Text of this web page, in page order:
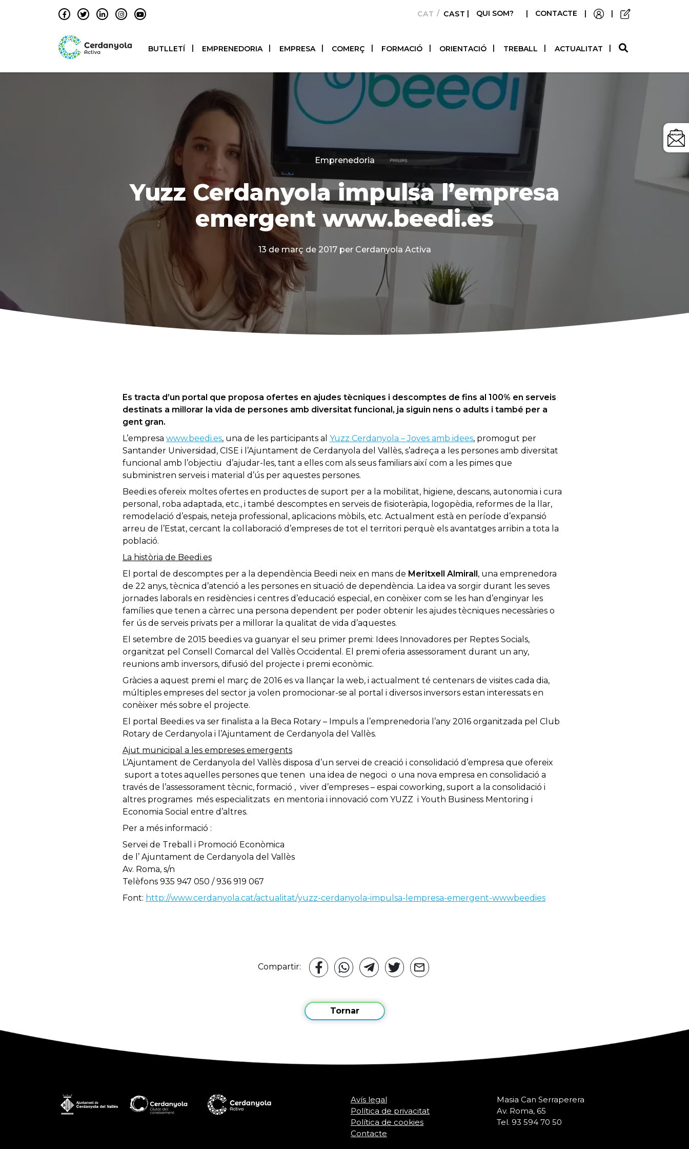
CATALÀCASTELLANO
| QUI SOM? | CONTACTE | |
BUTLLETÍ EMPRENEDORIA EMPRESA COMERÇ FORMACIÓ ORIENTACIÓ TREBALL ACTUALITAT
Categories
Emprenedoria
Yuzz Cerdanyola impulsa l’empresa
emergent www.beedi.es
13 de març de 2017 per Cerdanyola Activa
Es tracta d’un portal que proposa ofertes en ajudes tècniques i descomptes de fins al 100% en serveis
destinats a millorar la vida de persones amb diversitat funcional, ja siguin nens o adults i també per a
gent gran.
L’empresa www.beedi.es, una de les participants al Yuzz Cerdanyola – Joves amb idees, promogut per
Santander Universidad, CISE i l’Ajuntament de Cerdanyola del Vallès, s’adreça a les persones amb diversitat
funcional amb l’objectiu d’ajudar-les, tant a elles com als seus familiars així com a les pimes que
subministren serveis i material d’ús per aquestes persones.
Beedi.es ofereix moltes ofertes en productes de suport per a la mobilitat, higiene, descans, autonomia i cura
personal, roba adaptada, etc., i també descomptes en serveis de fisioteràpia, logopèdia, reformes de la llar,
remodelació d’espais, neteja professional, aplicacions mòbils, etc. Actualment està en període d’expansió
arreu de l’Estat, cercant la col·laboració d’empreses de tot el territori perquè els avantatges arribin a tota la
població.
La història de Beedi.es
El portal de descomptes per a la dependència Beedi neix en mans de Meritxell Almirall, una emprenedora
de 22 anys, tècnica d’atenció a les persones en situació de dependència. La idea va sorgir durant les seves
jornades laborals en residències i centres d’educació especial, en conèixer com se les han d’enginyar les
famílies que tenen a càrrec una persona dependent per poder obtenir les ajudes tècniques necessàries o
fer ús de serveis privats per a millorar la qualitat de vida d’aquestes.
El setembre de 2015 beedi.es va guanyar el seu primer premi: Idees Innovadores per Reptes Socials,
organitzat pel Consell Comarcal del Vallès Occidental. El premi oferia assessorament durant un any,
reunions amb inversors, difusió del projecte i premi econòmic.
Gràcies a aquest premi el març de 2016 es va llançar la web, i actualment té centenars de visites cada dia,
múltiples empreses del sector ja volen promocionar-se al portal i diversos inversors estan interessats en
conèixer més sobre el projecte.
El portal Beedi.es va ser finalista a la Beca Rotary – Impuls a l’emprenedoria l’any 2016 organitzada pel Club
Rotary de Cerdanyola i l’Ajuntament de Cerdanyola del Vallès.
Ajut municipal a les empreses emergents
L’Ajuntament de Cerdanyola del Vallès disposa d’un servei de creació i consolidació d’empresa que ofereix
suport a totes aquelles persones que tenen una idea de negoci o una nova empresa en consolidació a
través de l’assessorament tècnic, formació , viver d’empreses – espai coworking, suport a la consolidació i
altres programes més especialitzats en mentoria i innovació com YUZZ i Youth Business Mentoring i
Economia Social entre d’altres.
Per a més informació :
Servei de Treball i Promoció Econòmica
de l’ Ajuntament de Cerdanyola del Vallès
Av. Roma, s/n
Telèfons 935 947 050 / 936 919 067
Font: http://www.cerdanyola.cat/actualitat/yuzz-cerdanyola-impulsa-lempresa-emergent-wwwbeedies
Compartir:
Tornar
Avís legal
Política de privacitat
Política de cookies
Contacte
Masia Can Serraperera
Av. Roma, 65
Tel. 93 594 70 50